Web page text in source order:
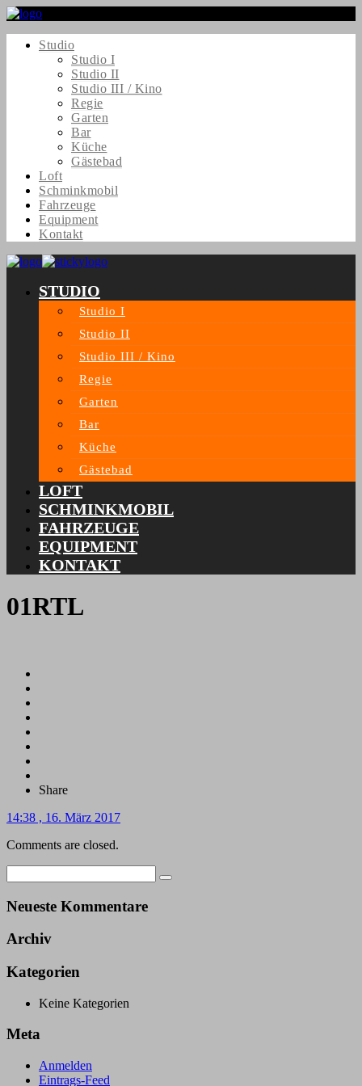
Studio
Studio I
Studio II
Studio III / Kino
Regie
Garten
Bar
Küche
Gästebad
Loft
Schminkmobil
Fahrzeuge
Equipment
Kontakt
STUDIO
Studio I
Studio II
Studio III / Kino
Regie
Garten
Bar
Küche
Gästebad
LOFT
SCHMINKMOBIL
FAHRZEUGE
EQUIPMENT
KONTAKT
01RTL
Share
14:38 , 16. März 2017
Comments are closed.
Neueste Kommentare
Archiv
Kategorien
Keine Kategorien
Meta
Anmelden
Eintrags-Feed